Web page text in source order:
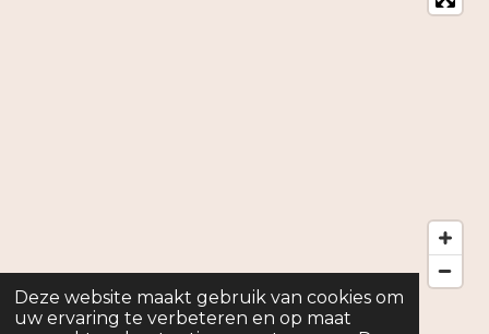
Deze website maakt gebruik van cookies om
uw ervaring te verbeteren en op maat
© 2026 My Joy kvk: 82401020, Telefoon 0619333623